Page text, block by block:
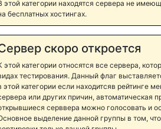
этой категории находятся сервера не
бесплатных хостингах.
скоро откроется
этой категории относятся все сервера,
тестирования. Данный флаг
этой категории если находитсяв
или других причин, автоматическая
серввера можно голосовать и
выделение данной группы в том,